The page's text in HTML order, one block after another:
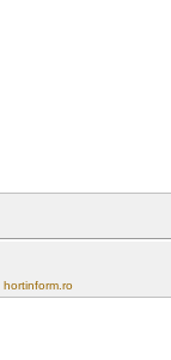
hortinform.ro